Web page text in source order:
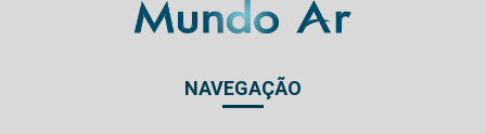
NAVEGAÇÃO